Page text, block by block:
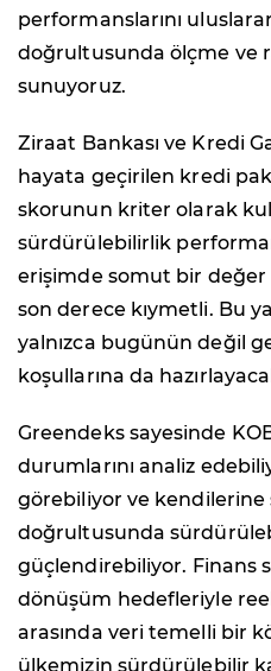
performanslarını
doğrultusunda ölçme ve
sunuyoruz.
Ziraat Bankası ve Kredi
hayata geçirilen kredi
skorunun kriter olarak
sürdürülebilirlik
erişimde somut bir değer
son derece kıymetli. Bu
yalnızca bugünün değil
koşullarına da
Greendeks sayesinde
durumlarını analiz
görebiliyor ve
doğrultusunda
güçlendirebiliyor. Finans
dönüşüm hedefleriyle
arasında veri temelli bir
ülkemizin sürdürülebilir